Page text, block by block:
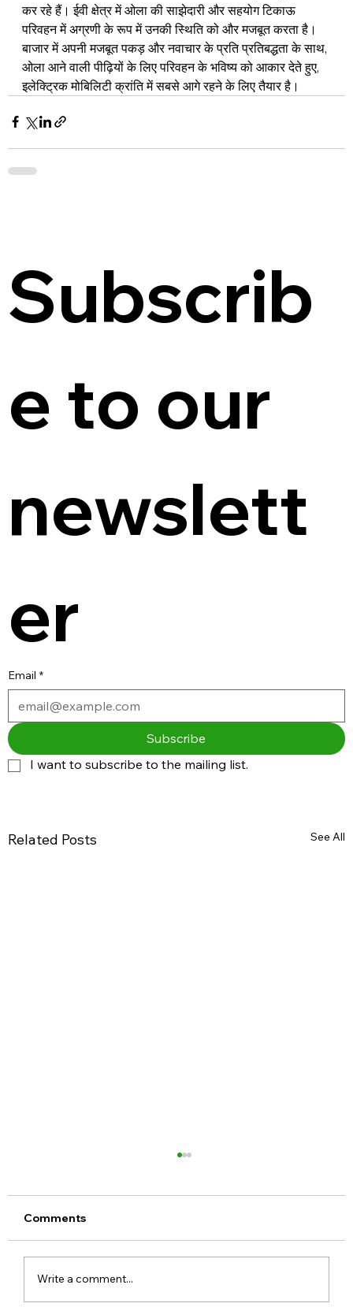
कर रहे हैं। ईवी क्षेत्र में ओला की साझेदारी और सहयोग टिकाऊ
परिवहन में अग्रणी के रूप में उनकी स्थिति को और मजबूत करता है।
बाजार में अपनी मजबूत पकड़ और नवाचार के प्रति प्रतिबद्धता के साथ,
ओला आने वाली पीढ़ियों के लिए परिवहन के भविष्य को आकार देते हुए,
इलेक्ट्रिक मोबिलिटी क्रांति में सबसे आगे रहने के लिए तैयार है।
Subscrib
e to our
newslett
er
Email *
Subscribe
I want to subscribe to the mailing list.
Related Posts See All
Comments
Write a comment...